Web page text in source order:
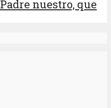
nuestro, que